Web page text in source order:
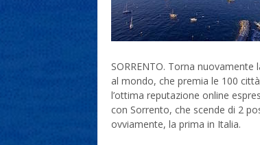
SORRENTO. Torna
al mondo, che premia le 100
l’ottima reputazione online
con Sorrento, che scende di 2
ovviamente, la prima in Italia.